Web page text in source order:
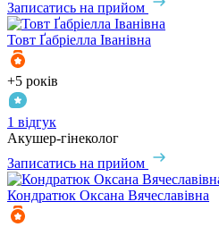
Записатись на прийом
Товт Ґабріелла Іванівна
+5 років
1 відгук
Акушер-гінеколог
Записатись на прийом
Кондратюк Оксана Вячеславівна